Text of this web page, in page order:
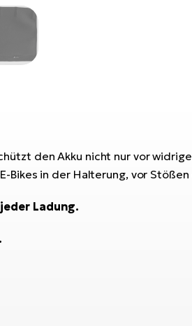
den Akku nicht nur vor
Bikes in der Halterung, vor
Ladung.